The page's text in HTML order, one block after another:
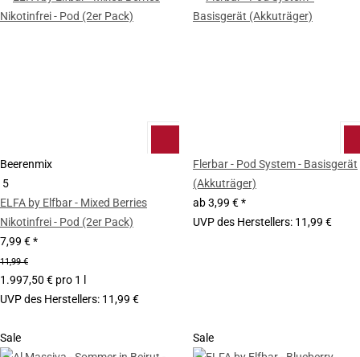
Beerenmix
5
ELFA by Elfbar - Mixed Berries
Nikotinfrei - Pod (2er Pack)
7,99 €*
11,99 €
1.997,50 € pro 1 l
UVP des Herstellers: 11,99 €
Flerbar - Pod System - Basisgerät
(Akkuträger)
ab3,99 €*
UVP des Herstellers: 11,99 €
Sale Sale